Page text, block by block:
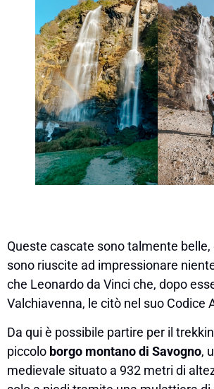
Queste cascate sono talmente
sono riuscite ad impressionare
che Leonardo da Vinci che, dopo
Valchiavenna, le citò nel suo Codice
Da qui è possibile partire per il
piccolo borgo montano di Savogno,
medievale situato a 932 metri di